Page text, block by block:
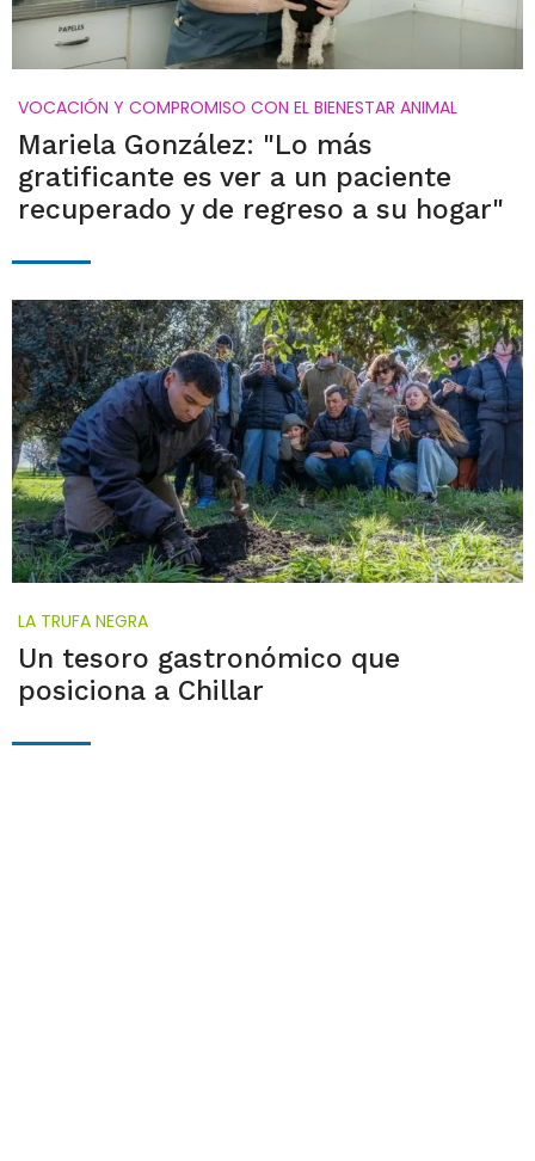
VOCACIÓN Y COMPROMISO CON EL BIENESTAR ANIMAL
Mariela González: "Lo más
gratificante es ver a un paciente
recuperado y de regreso a su hogar"
LA TRUFA NEGRA
Un tesoro gastronómico que
posiciona a Chillar